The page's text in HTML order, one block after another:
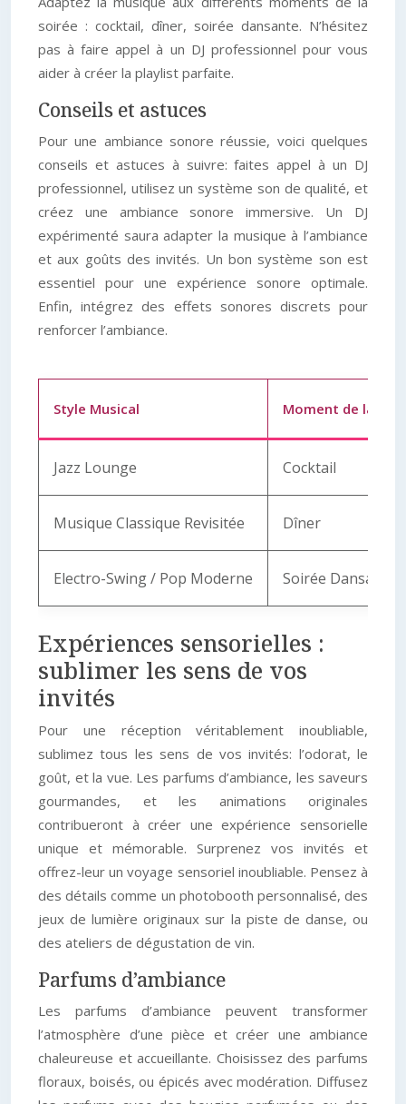
soirée : cocktail, dîner, soirée dansante. N’hésitez
pas à faire appel à un DJ professionnel pour vous
aider à créer la playlist parfaite.
Conseils et astuces
Pour une ambiance sonore réussie, voici quelques
conseils et astuces à suivre: faites appel à un DJ
professionnel, utilisez un système son de qualité, et
créez une ambiance sonore immersive. Un DJ
expérimenté saura adapter la musique à l’ambiance
et aux goûts des invités. Un bon système son est
essentiel pour une expérience sonore optimale.
Enfin, intégrez des effets sonores discrets pour
renforcer l’ambiance.
Style Musical Moment de la
Jazz Lounge Cocktail
Musique Classique Revisitée Dîner
Electro-Swing / Pop Moderne Soirée Dansante
Expériences sensorielles :
sublimer les sens de vos
invités
Pour une réception véritablement inoubliable,
sublimez tous les sens de vos invités: l’odorat, le
goût, et la vue. Les parfums d’ambiance, les saveurs
gourmandes, et les animations originales
contribueront à créer une expérience sensorielle
unique et mémorable. Surprenez vos invités et
offrez-leur un voyage sensoriel inoubliable. Pensez à
des détails comme un photobooth personnalisé, des
jeux de lumière originaux sur la piste de danse, ou
des ateliers de dégustation de vin.
Parfums d’ambiance
Les parfums d’ambiance peuvent transformer
l’atmosphère d’une pièce et créer une ambiance
chaleureuse et accueillante. Choisissez des parfums
floraux, boisés, ou épicés avec modération. Diffusez